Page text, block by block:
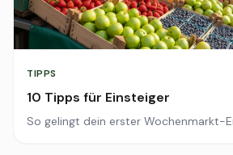
TIPPS
10 Tipps für Einsteiger
So gelingt dein erster Wochenmarkt-